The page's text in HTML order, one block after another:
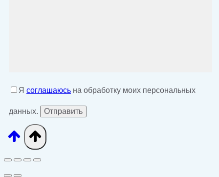
Я соглашаюсь на обработку моих персональных
данных.